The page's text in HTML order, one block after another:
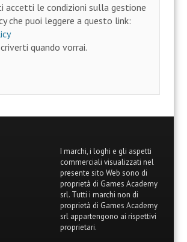
accetti le condizioni sulla gestione
che puoi leggere a questo link:
quando vorrai.
I marchi, i loghi e gli aspetti
commerciali visualizzati nel
presente sito Web sono di
proprietà di Games Academy
srl. Tutti i marchi non di
proprietà di Games Academy
srl appartengono ai rispettivi
proprietari.